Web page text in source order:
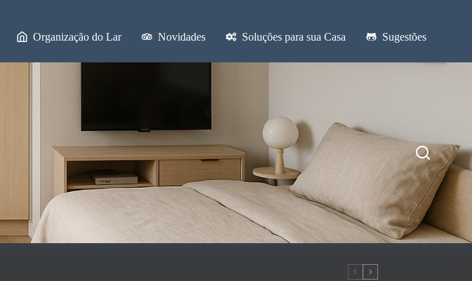
Organização do Lar Novidades Soluções para sua Casa Sugestões